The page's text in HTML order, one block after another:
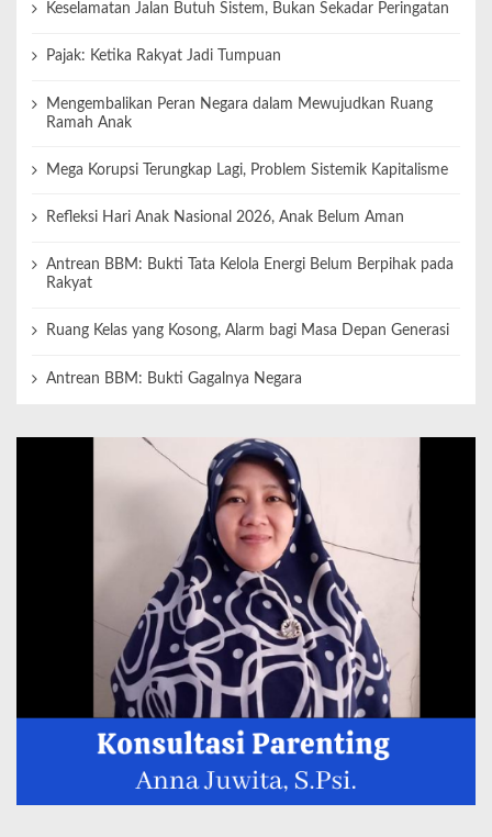
Keselamatan Jalan Butuh Sistem, Bukan Sekadar Peringatan
Pajak: Ketika Rakyat Jadi Tumpuan
Mengembalikan Peran Negara dalam Mewujudkan Ruang
Ramah Anak
Mega Korupsi Terungkap Lagi, Problem Sistemik Kapitalisme
Refleksi Hari Anak Nasional 2026, Anak Belum Aman
Antrean BBM: Bukti Tata Kelola Energi Belum Berpihak pada
Rakyat
Ruang Kelas yang Kosong, Alarm bagi Masa Depan Generasi
Antrean BBM: Bukti Gagalnya Negara